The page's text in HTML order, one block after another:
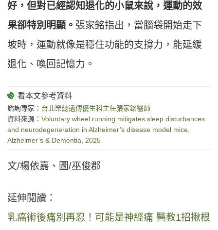
好，但對已經認知退化的小鼠來說，運動的效
果卻特別明顯。 張家銘指出，當腦袋開始走下
坡時，運動就像是穩住功能的支撐力，能延緩
退化、喚回記憶力。
諮詢專家： 台北榮總遺傳優生科主任張家銘醫師
資料來源： Voluntary wheel running mitigates sleep disturbances
and neurodegeneration in Alzheimer’s disease model mice,
Alzheimer’s & Dementia, 2025
文/楊依嘉、圖/巫俊郡
延伸閱讀：
乳癌術後痛別再忍！可能是神經痛 醫教1招揪根